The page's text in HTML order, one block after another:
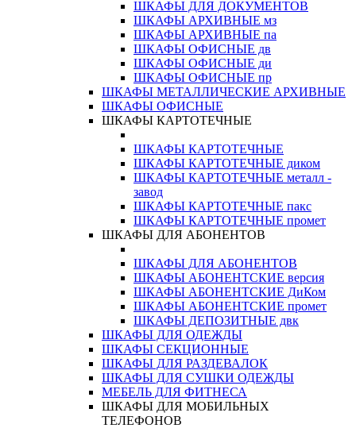
ШКАФЫ ДЛЯ ДОКУМЕНТОВ
ШКАФЫ АРХИВНЫЕ мз
ШКАФЫ АРХИВНЫЕ па
ШКАФЫ ОФИСНЫЕ дв
ШКАФЫ ОФИСНЫЕ ди
ШКАФЫ ОФИСНЫЕ пр
ШКАФЫ МЕТАЛЛИЧЕСКИЕ АРХИВНЫЕ
ШКАФЫ ОФИСНЫЕ
ШКАФЫ КАРТОТЕЧНЫЕ
ШКАФЫ КАРТОТЕЧНЫЕ
ШКАФЫ КАРТОТЕЧНЫЕ диком
ШКАФЫ КАРТОТЕЧНЫЕ металл -
завод
ШКАФЫ КАРТОТЕЧНЫЕ пакс
ШКАФЫ КАРТОТЕЧНЫЕ промет
ШКАФЫ ДЛЯ АБОНЕНТОВ
ШКАФЫ ДЛЯ АБОНЕНТОВ
ШКАФЫ АБОНЕНТСКИЕ версия
ШКАФЫ АБОНЕНТСКИЕ ДиКом
ШКАФЫ АБОНЕНТСКИЕ промет
ШКАФЫ ДЕПОЗИТНЫЕ двк
ШКАФЫ ДЛЯ ОДЕЖДЫ
ШКАФЫ СЕКЦИОННЫЕ
ШКАФЫ ДЛЯ РАЗДЕВАЛОК
ШКАФЫ ДЛЯ СУШКИ ОДЕЖДЫ
МЕБЕЛЬ ДЛЯ ФИТНЕСА
ШКАФЫ ДЛЯ МОБИЛЬНЫХ
ТЕЛЕФОНОВ